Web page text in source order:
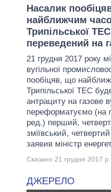
ДАЙДЖЕСТИ
ВЕРХОВНА РАДА
КАБІНЕТ МІНІСТРІВ
ГОЛОВИ
МЕРИ МІСТ
ВСІ ПЕРСОНИ
Насалик
найближчим
Трипільської
переведений на
21 грудня 2017 року
вугільної
пообіцяв, що
Трипільської ТЕС
антрациту на газове
переформатуємо (на
ред.) перший,
зміївський,
заявив міністр
Сказано 21 грудня 2017 р.
ДЖЕРЕЛО